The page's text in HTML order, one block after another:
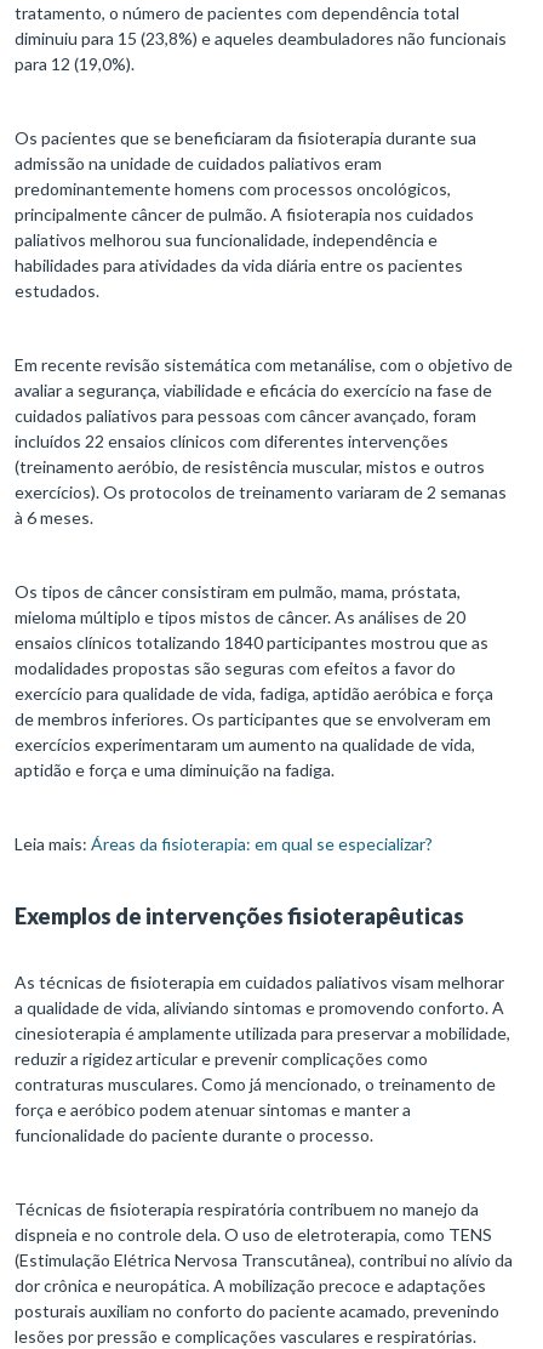
tratamento, o número de pacientes com dependência total
diminuiu para 15 (23,8%) e aqueles deambuladores não funcionais
para 12 (19,0%).
Os pacientes que se beneficiaram da fisioterapia durante sua
admissão na unidade de cuidados paliativos eram
predominantemente homens com processos oncológicos,
principalmente câncer de pulmão. A fisioterapia nos cuidados
paliativos melhorou sua funcionalidade, independência e
habilidades para atividades da vida diária entre os pacientes
estudados.
Em recente revisão sistemática com metanálise, com o objetivo de
avaliar a segurança, viabilidade e eficácia do exercício na fase de
cuidados paliativos para pessoas com câncer avançado, foram
incluídos 22 ensaios clínicos com diferentes intervenções
(treinamento aeróbio, de resistência muscular, mistos e outros
exercícios). Os protocolos de treinamento variaram de 2 semanas
à 6 meses.
Os tipos de câncer consistiram em pulmão, mama, próstata,
mieloma múltiplo e tipos mistos de câncer. As análises de 20
ensaios clínicos totalizando 1840 participantes mostrou que as
modalidades propostas são seguras com efeitos a favor do
exercício para qualidade de vida, fadiga, aptidão aeróbica e força
de membros inferiores. Os participantes que se envolveram em
exercícios experimentaram um aumento na qualidade de vida,
aptidão e força e uma diminuição na fadiga.
Leia mais: Áreas da fisioterapia: em qual se especializar?
Exemplos de intervenções fisioterapêuticas
As técnicas de fisioterapia em cuidados paliativos visam melhorar
a qualidade de vida, aliviando sintomas e promovendo conforto. A
cinesioterapia é amplamente utilizada para preservar a mobilidade,
reduzir a rigidez articular e prevenir complicações como
contraturas musculares. Como já mencionado, o treinamento de
força e aeróbico podem atenuar sintomas e manter a
funcionalidade do paciente durante o processo.
Técnicas de fisioterapia respiratória contribuem no manejo da
dispneia e no controle dela. O uso de eletroterapia, como TENS
(Estimulação Elétrica Nervosa Transcutânea), contribui no alívio da
dor crônica e neuropática. A mobilização precoce e adaptações
posturais auxiliam no conforto do paciente acamado, prevenindo
lesões por pressão e complicações vasculares e respiratórias.